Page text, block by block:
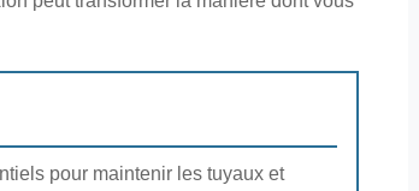
pour maintenir les tuyaux et